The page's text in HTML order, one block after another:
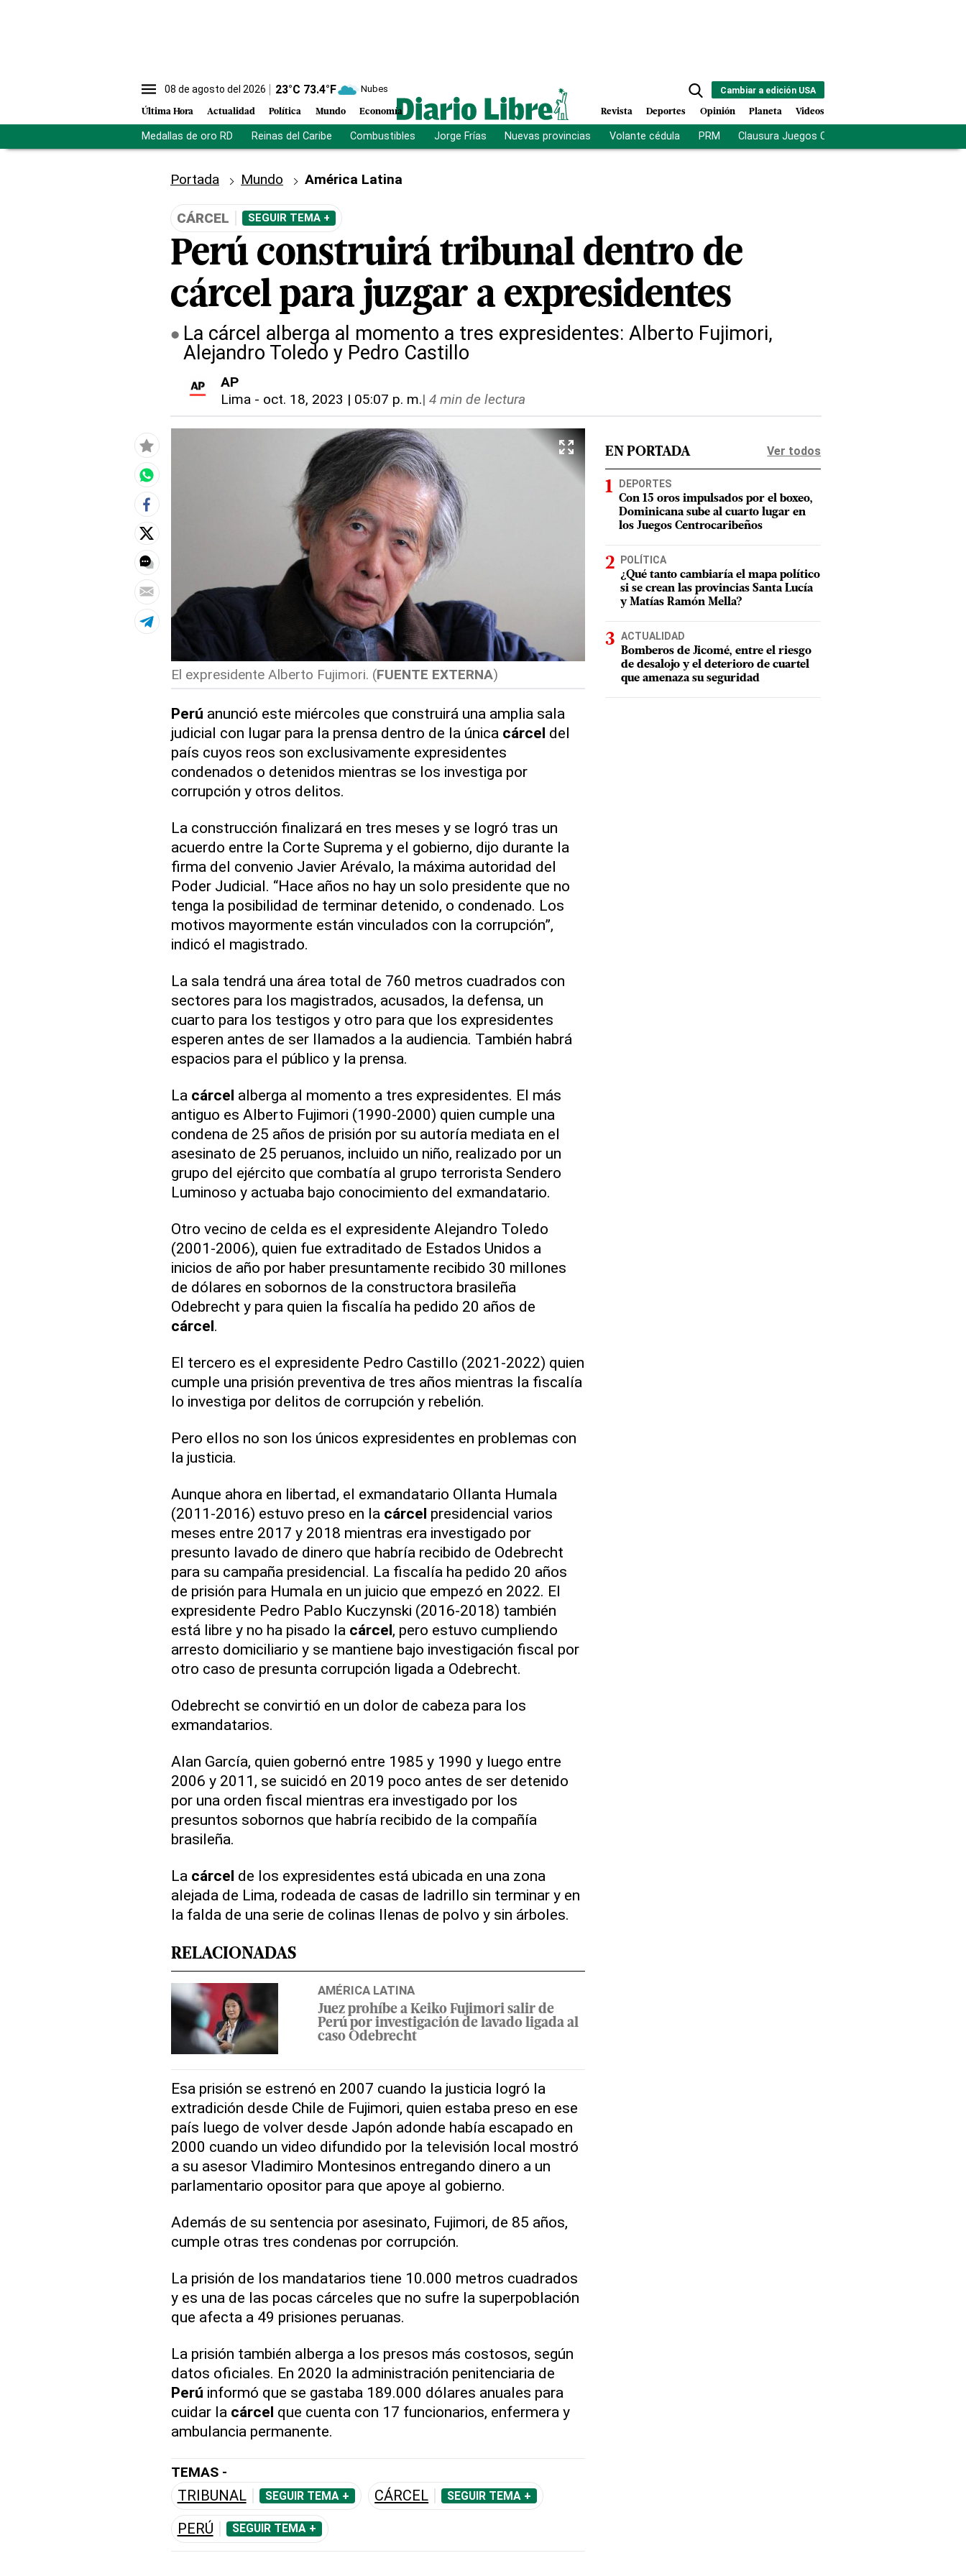
08 de agosto del 2026 23°C 73.4°F Nubes
Última Hora Actualidad Política Mundo Economía
Cambiar a edición USA
Revista Deportes Opinión Planeta Videos
Medallas de oro RD Reinas del Caribe Combustibles Jorge Frías Nuevas provincias Volante cédula PRM Clausura Juegos Centroamericanos
Portada Mundo América Latina
CÁRCEL SEGUIR TEMA +
Perú construirá tribunal dentro de
cárcel para juzgar a expresidentes
La cárcel alberga al momento a tres expresidentes: Alberto Fujimori,
Alejandro Toledo y Pedro Castillo
AP
Lima - oct. 18, 2023 | 05:07 p. m.| 4 min de lectura
El expresidente Alberto Fujimori. (FUENTE EXTERNA)
Perú anunció este miércoles que construirá una amplia sala
judicial con lugar para la prensa dentro de la única cárcel del
país cuyos reos son exclusivamente expresidentes
condenados o detenidos mientras se los investiga por
corrupción y otros delitos.
La construcción finalizará en tres meses y se logró tras un
acuerdo entre la Corte Suprema y el gobierno, dijo durante la
firma del convenio Javier Arévalo, la máxima autoridad del
Poder Judicial. “Hace años no hay un solo presidente que no
tenga la posibilidad de terminar detenido, o condenado. Los
motivos mayormente están vinculados con la corrupción”,
indicó el magistrado.
La sala tendrá una área total de 760 metros cuadrados con
sectores para los magistrados, acusados, la defensa, un
cuarto para los testigos y otro para que los expresidentes
esperen antes de ser llamados a la audiencia. También habrá
espacios para el público y la prensa.
La cárcel alberga al momento a tres expresidentes. El más
antiguo es Alberto Fujimori (1990-2000) quien cumple una
condena de 25 años de prisión por su autoría mediata en el
asesinato de 25 peruanos, incluido un niño, realizado por un
grupo del ejército que combatía al grupo terrorista Sendero
Luminoso y actuaba bajo conocimiento del exmandatario.
Otro vecino de celda es el expresidente Alejandro Toledo
(2001-2006), quien fue extraditado de Estados Unidos a
inicios de año por haber presuntamente recibido 30 millones
de dólares en sobornos de la constructora brasileña
Odebrecht y para quien la fiscalía ha pedido 20 años de
cárcel.
El tercero es el expresidente Pedro Castillo (2021-2022) quien
cumple una prisión preventiva de tres años mientras la fiscalía
lo investiga por delitos de corrupción y rebelión.
Pero ellos no son los únicos expresidentes en problemas con
la justicia.
Aunque ahora en libertad, el exmandatario Ollanta Humala
(2011-2016) estuvo preso en la cárcel presidencial varios
meses entre 2017 y 2018 mientras era investigado por
presunto lavado de dinero que habría recibido de Odebrecht
para su campaña presidencial. La fiscalía ha pedido 20 años
de prisión para Humala en un juicio que empezó en 2022. El
expresidente Pedro Pablo Kuczynski (2016-2018) también
está libre y no ha pisado la cárcel, pero estuvo cumpliendo
arresto domiciliario y se mantiene bajo investigación fiscal por
otro caso de presunta corrupción ligada a Odebrecht.
Odebrecht se convirtió en un dolor de cabeza para los
exmandatarios.
Alan García, quien gobernó entre 1985 y 1990 y luego entre
2006 y 2011, se suicidó en 2019 poco antes de ser detenido
por una orden fiscal mientras era investigado por los
presuntos sobornos que habría recibido de la compañía
brasileña.
La cárcel de los expresidentes está ubicada en una zona
alejada de Lima, rodeada de casas de ladrillo sin terminar y en
la falda de una serie de colinas llenas de polvo y sin árboles.
RELACIONADAS
AMÉRICA LATINA
Juez prohíbe a Keiko Fujimori salir de
Perú por investigación de lavado ligada al
caso Odebrecht
Esa prisión se estrenó en 2007 cuando la justicia logró la
extradición desde Chile de Fujimori, quien estaba preso en ese
país luego de volver desde Japón adonde había escapado en
2000 cuando un video difundido por la televisión local mostró
a su asesor Vladimiro Montesinos entregando dinero a un
parlamentario opositor para que apoye al gobierno.
Además de su sentencia por asesinato, Fujimori, de 85 años,
cumple otras tres condenas por corrupción.
La prisión de los mandatarios tiene 10.000 metros cuadrados
y es una de las pocas cárceles que no sufre la superpoblación
que afecta a 49 prisiones peruanas.
La prisión también alberga a los presos más costosos, según
datos oficiales. En 2020 la administración penitenciaria de
Perú informó que se gastaba 189.000 dólares anuales para
cuidar la cárcel que cuenta con 17 funcionarios, enfermera y
ambulancia permanente.
TEMAS -
TRIBUNAL SEGUIR TEMA + CÁRCEL SEGUIR TEMA +
PERÚ SEGUIR TEMA +
EN PORTADA Ver todos
DEPORTES
Con 15 oros impulsados por el boxeo,
Dominicana sube al cuarto lugar en
los Juegos Centrocaribeños
POLÍTICA
¿Qué tanto cambiaría el mapa político
si se crean las provincias Santa Lucía
y Matías Ramón Mella?
ACTUALIDAD
Bomberos de Jicomé, entre el riesgo
de desalojo y el deterioro de cuartel
que amenaza su seguridad